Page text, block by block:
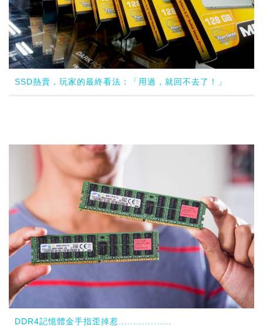
SSD熱賣，玩家的最終看法：「用過，就回不去了！」
DDR4記憶體金手指歪掉惹..................